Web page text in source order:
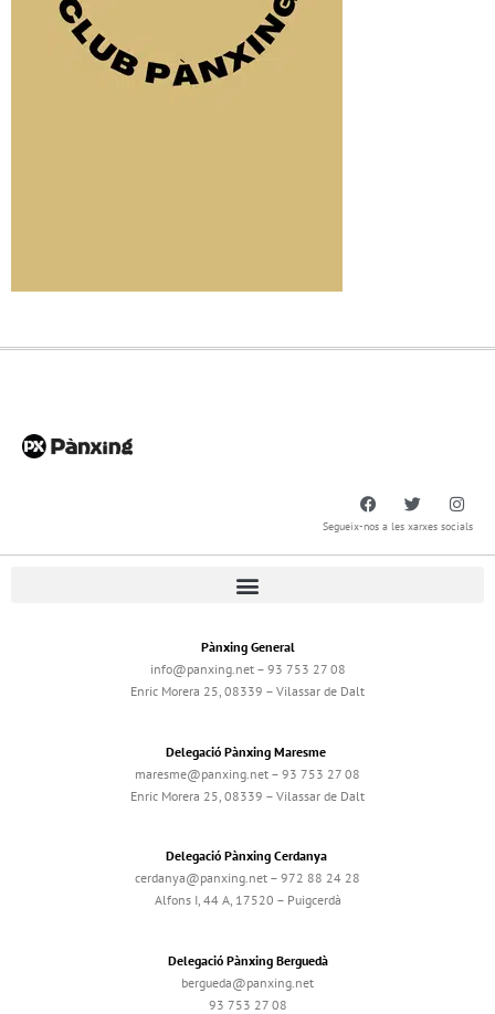
Segueix-nos a les xarxes socials
Pànxing General
info@panxing.net – 93 753 27 08
Enric Morera 25, 08339 – Vilassar de Dalt
Delegació Pànxing Maresme
maresme@panxing.net – 93 753 27 08
Enric Morera 25, 08339 – Vilassar de Dalt
Delegació Pànxing Cerdanya
cerdanya@panxing.net – 972 88 24 28
Alfons I, 44 A, 17520 – Puigcerdà
Delegació Pànxing Berguedà
bergueda@panxing.net
93 753 27 08